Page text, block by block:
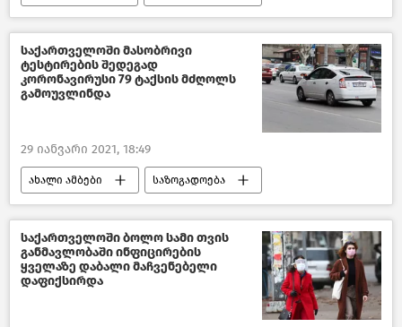
განათლება საქართველოში
საქართველო
საქართველოში მასობრივი
ტესტირების შედეგად
კორონავირუსი 79 ტაქსის მძღოლს
გამოუვლინდა
29 იანვარი 2021, 18:49
ახალი ამბები საზოგადოება
საქართველო
საქართველოში ბოლო სამი თვის
განმავლობაში ინფიცირების
ყველაზე დაბალი მაჩვენებელი
დაფიქსირდა